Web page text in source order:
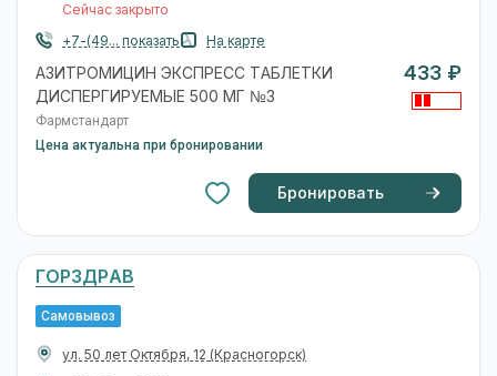
Сейчас закрыто
+7-(49... показать
На карте
АЗИТРОМИЦИН ЭКСПРЕСС ТАБЛЕТКИ
ДИСПЕРГИРУЕМЫЕ 500 МГ №3
Фармстандарт
Цена актуальна при бронировании
433 ₽
Бронировать
ГОРЗДРАВ
Самовывоз
ул. 50 лет Октября, 12 (Красногорск)